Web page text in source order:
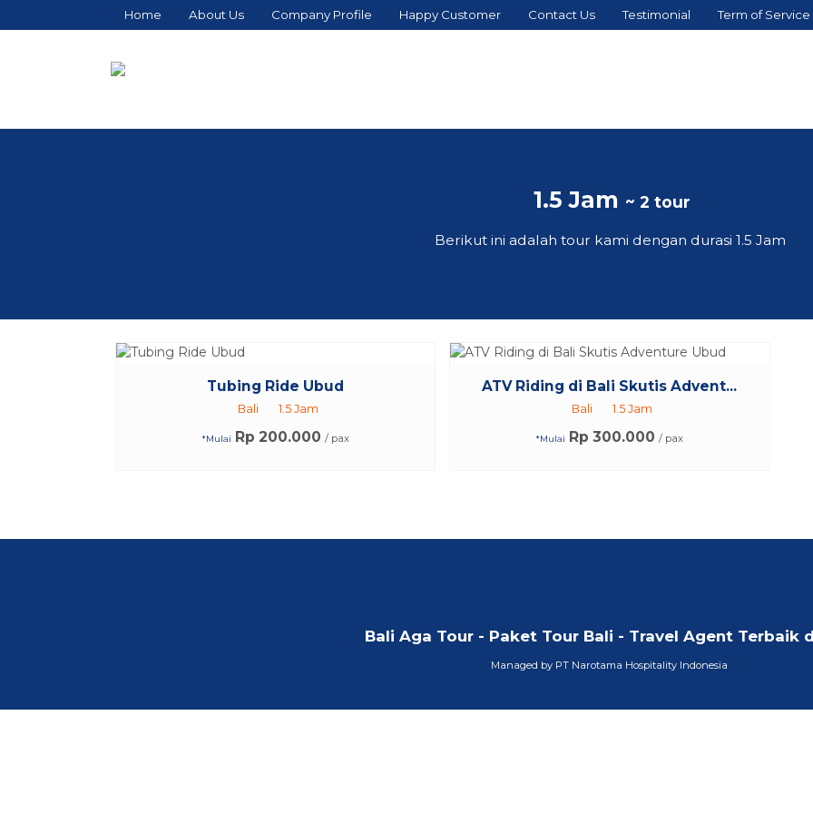
Home About Us Company Profile Happy Customer Contact Us Testimonial Term of Service
1.5 Jam ~ 2 tour
Berikut ini adalah tour kami dengan durasi 1.5 Jam
Tubing Ride Ubud
Bali 1.5 Jam
*Mulai Rp 200.000 / pax
ATV Riding di Bali Skutis Advent...
Bali 1.5 Jam
*Mulai Rp 300.000 / pax
Bali Aga Tour - Paket Tour Bali - Travel Agent Terbaik
Managed by PT Narotama Hospitality Indonesia